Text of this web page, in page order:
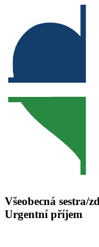
Všeobecná sestra/
Urgentní příjem